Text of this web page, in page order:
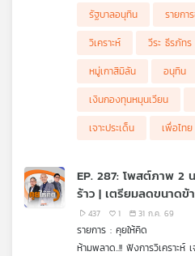
เครือ
รัฐบาลอนุทิน
รายกา
วิเคราะห์
วีระ ธีรภัทร
หมู่เกาสิมิลัน
อนุทิน
เงินกองทุนหมุนเวียน
เจาะประเด็น
เพื่อไทย
EP. 287: โพสต์ภาพ 2
ร้าว | เตรียมลดขนาดข้
อำนาจ กมธ. งบประมาณ
437 1 31 ก.ค. 69
รายการ : คุยให้คิด
ห้ามพลาด..!! ฟังการวิเคราะห์